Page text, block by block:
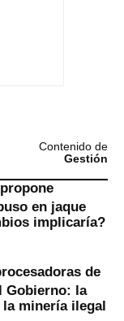
Contenido de
Gestión
en jaque
implicaría?
de
Gobierno: la
minería ilegal